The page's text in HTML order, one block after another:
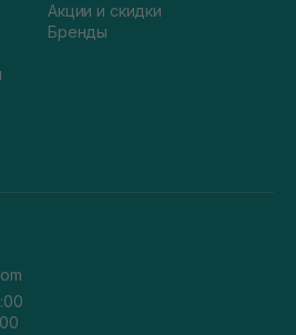
Акции и скидки
Бренды